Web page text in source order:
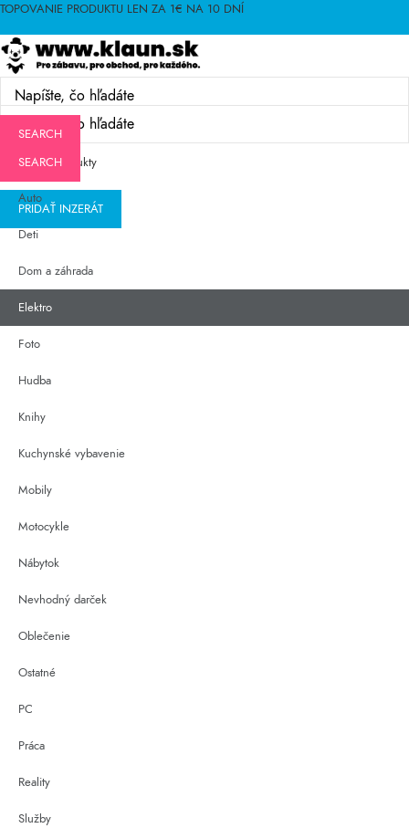
TOPOVANIE PRODUKTU LEN ZA 1€ NA 10 DNÍ
SEARCH
Obľubené produkty
Prihlásenie
PRIDAŤ INZERÁT
Menu
Prihlásenie
SEARCH
KATEGÓRIE
Auto
Deti
Dom a záhrada
Elektro
Foto
Hudba
Knihy
Kuchynské vybavenie
Mobily
Motocykle
Nábytok
Nevhodný darček
Oblečenie
Ostatné
PC
Práca
Reality
Služby